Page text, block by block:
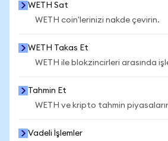
WETH Sat
WETH coin'lerinizi nakde çevirin.
WETH Takas Et
WETH ile blokzincirleri arasında
Tahmin Et
WETH ve kripto tahmin
Vadeli İşlemler